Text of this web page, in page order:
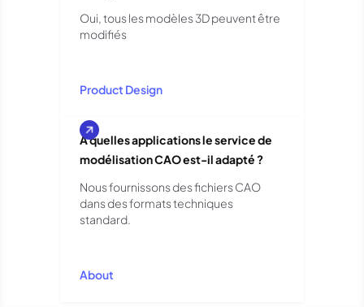
Oui, tous les modèles 3D peuvent être
modifiés
Product Design
À quelles applications le service de
modélisation CAO est-il adapté ?
Nous fournissons des fichiers CAO
dans des formats techniques
standard.
About